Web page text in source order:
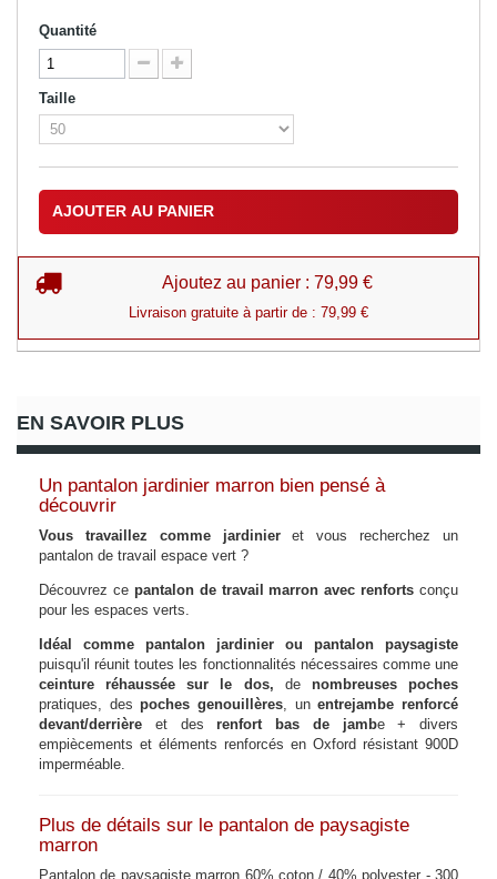
Quantité
Taille
AJOUTER AU PANIER
Ajoutez au panier : 79,99 €
Livraison gratuite à partir de : 79,99 €
EN SAVOIR PLUS
Un pantalon jardinier marron bien pensé à
découvrir
Vous travaillez comme jardinieret vous recherchez un
pantalon de travail espace vert ?
Découvrez ce pantalon de travail marron avec renforts conçu
pour les espaces verts.
Idéal comme pantalon jardinier ou pantalon paysagiste
puisqu'il réunit toutes les fonctionnalités nécessaires comme une
ceinture réhaussée sur le dos, denombreuses poches
pratiques, despoches genouillères, unentrejambe renforcé
devant/derrière et desrenfort bas de jambe + divers
empiècements et éléments renforcés en Oxford résistant 900D
imperméable.
Plus de détails sur le pantalon de paysagiste
marron
Pantalon de paysagiste marron 60% coton / 40% polyester - 300